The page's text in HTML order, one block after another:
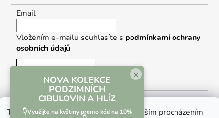
Tento web používá soubory cookie. Dalším procházením
Email
Vložením e-mailu souhlasíte s podmínkami ochrany
osobních údajů
×
NOVÁ KOLEKCE
PODZIMNÍCH
CIBULOVIN A HLÍZ
👇Využijte na květiny promo kód na 10%